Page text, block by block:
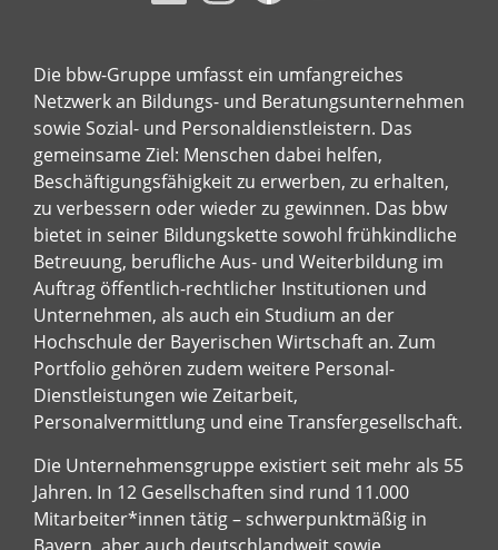
Die bbw-Gruppe umfasst ein umfangreiches
Netzwerk an Bildungs- und Beratungsunternehmen
sowie Sozial- und Personaldienstleistern. Das
gemeinsame Ziel: Menschen dabei helfen,
Beschäftigungsfähigkeit zu erwerben, zu erhalten,
zu verbessern oder wieder zu gewinnen. Das bbw
bietet in seiner Bildungskette sowohl frühkindliche
Betreuung, berufliche Aus- und Weiterbildung im
Auftrag öffentlich-rechtlicher Institutionen und
Unternehmen, als auch ein Studium an der
Hochschule der Bayerischen Wirtschaft an. Zum
Portfolio gehören zudem weitere Personal-
Dienstleistungen wie Zeitarbeit,
Personalvermittlung und eine Transfergesellschaft.
Die Unternehmensgruppe existiert seit mehr als 55
Jahren. In 12 Gesellschaften sind rund 11.000
Mitarbeiter*innen tätig – schwerpunktmäßig in